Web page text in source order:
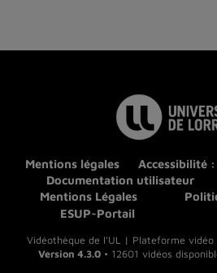
Mentions légales
Accessibilité
Documentation utilisateur
Mentions Légales
ESUP-Portail
Vidéothèque de l'UL | Plateforme
Version 4.3.0 • 12601 vidéos